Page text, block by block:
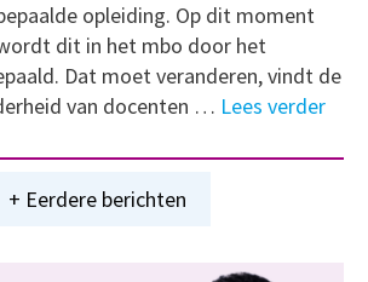
opleiding. Op dit moment
dit in het mbo door het
Dat moet veranderen, vindt de
van docenten … Lees verder
+ Eerdere berichten